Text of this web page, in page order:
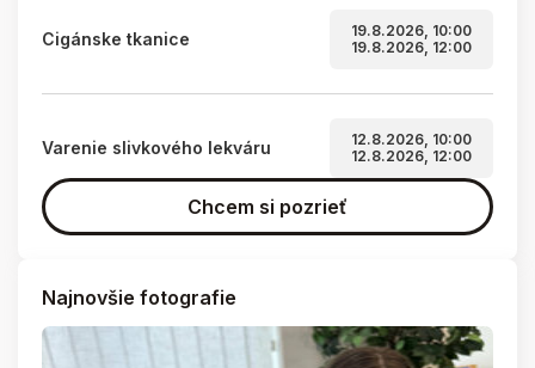
Cigánske tkanice
19.8.2026, 10:00
19.8.2026, 12:00
Varenie slivkového lekváru
12.8.2026, 10:00
12.8.2026, 12:00
Chcem si pozrieť
Najnovšie fotografie